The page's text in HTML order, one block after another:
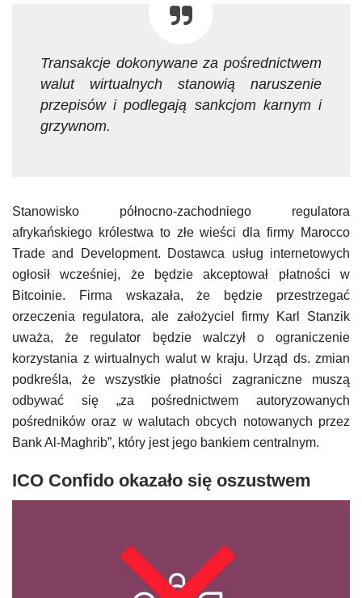
Transakcje dokonywane za pośrednictwem
walut wirtualnych stanowią naruszenie
przepisów i podlegają sankcjom karnym i
grzywnom.
Stanowisko północno-zachodniego regulatora
afrykańskiego królestwa to złe wieści dla firmy Marocco
Trade and Development. Dostawca usług internetowych
ogłosił wcześniej, że będzie akceptował płatności w
Bitcoinie. Firma wskazała, że ​​będzie przestrzegać
orzeczenia regulatora, ale założyciel firmy Karl Stanzik
uważa, że ​​regulator będzie walczył o ograniczenie
korzystania z wirtualnych walut w kraju. Urząd ds. zmian
podkreśla, że ​​wszystkie płatności zagraniczne muszą
odbywać się „za pośrednictwem autoryzowanych
pośredników oraz w walutach obcych notowanych przez
Bank Al-Maghrib”, który jest jego bankiem centralnym.
ICO Confido okazało się oszustwem